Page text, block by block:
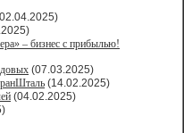
– бизнес с прибылью!
(07.03.2025)
(14.02.2025)
(04.02.2025)